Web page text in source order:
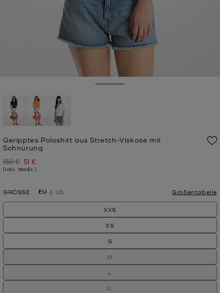
Geripptes Poloshirt aus Stretch-Viskose mit
Schnürung
Zuvor
150 € Jetzt
51 €
(Inkl. MwSt.)
GRÖSSE EU US Größentabelle
XXS
XS
S
M
L
XL